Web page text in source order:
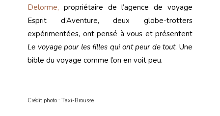
Delorme, propriétaire de l’agence de voyage
Esprit d’Aventure, deux globe-trotters
expérimentées, ont pensé à vous et présentent
Le voyage pour les filles qui ont peur de tout. Une
bible du voyage comme l’on en voit peu.
Crédit photo : Taxi-Brousse